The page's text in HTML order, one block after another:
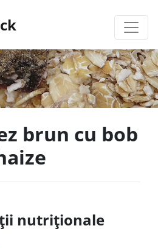
brun cu bob
nutriționale